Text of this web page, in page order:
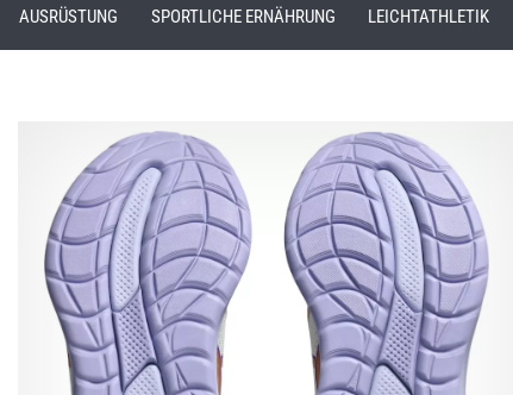
AUSRÜSTUNG SPORTLICHE ERNÄHRUNG LEICHTATHLETIK